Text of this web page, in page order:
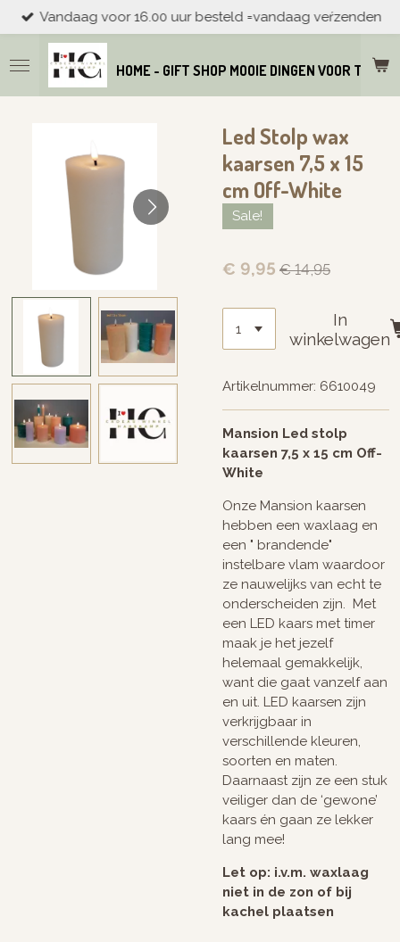
Ga
direct
naar
de
hoofdinhoud
HOME - GIFT SHOP MOOIE DINGEN VOOR THUIS
Vandaag voor 16.00 uur besteld =vandaag veŕzenden
Led Stolp wax
kaarsen 7,5 x 15
cm Off-White
Sale!
€ 9,95 € 14,95
In
winkelwagen
Artikelnummer: 6610049
Mansion Led stolp
kaarsen 7,5 x 15 cm Off-
White
Onze Mansion kaarsen
hebben een waxlaag en
een " brandende"
instelbare vlam waardoor
ze nauwelijks van echt te
onderscheiden zijn. Met
een LED kaars met timer
maak je het jezelf
helemaal gemakkelijk,
want die gaat vanzelf aan
en uit. LED kaarsen zijn
verkrijgbaar in
verschillende kleuren,
soorten en maten.
Daarnaast zijn ze een stuk
veiliger dan de ‘gewone’
kaars én gaan ze lekker
lang mee!
Let op: i.v.m. waxlaag
niet in de zon of bij
kachel plaatsen